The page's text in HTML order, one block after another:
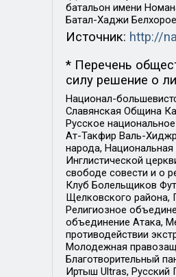
батальон имени
Батал-Хаджи
Источник: http://
* Перечень
силу решение о
Национал-
Славянская Община
Русское
Ат-Такфир Валь-
народа,
Инглистической
свободе совести и о
Клуб Болельщиков
Щелковского района,
Религиозное
объединение Атака,
противодействии
Молодежная
Благотворительный
Иртыш Ultras,